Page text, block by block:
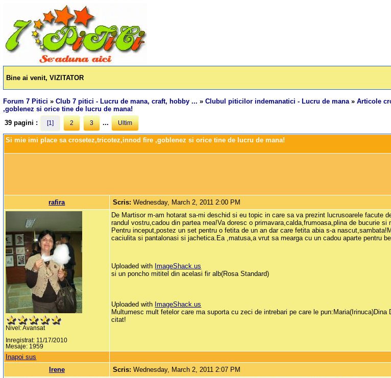
Bine ai venit, VIZITATOR
Forum 7 Pitici »Club 7 pitici - Lucru de mana, craft, hobby ... »Clubul piticilor indemanatici - Lucru de mana»Articole
,goblenez si orice tine de lucru de mana!
39 pagini :
[1] 2 3 ... Ultim
Si mie imi place sa crosetez,tricotez,innod fire ,goblenez si orice tine de lucru de mana!
rafira Scris:Wednesday, March 2, 2011 2:00 PM
Nivel: Avansat
Inregistrat: 11/17/2010
Mesaje: 1959
De Martisor m-am hotarat sa-mi deschid si eu topic in care sa va prezint lucrusoarele
randul vostru,cadou din partea mea!Va doresc o primavara,calda,frumoasa,plina de bucurie si
Pentru inceput,postez un set pentru o fetita de un an dar care fetita abia s-a
caciulita si pantalonasi si jachetica.Ea ,matusa,a vrut sa mearga cu un cadou aparte pentru
Uploaded with ImageShack.us
si un poncho mititel din acelasi fir alb(Rosa Standard)
Uploaded with ImageShack.us
Multumesc mult fetelor care ma suporta cu zeci de intrebari pe care le
citat!
Inapoi sus
Irene
Scris:Wednesday, March 2, 2011 2:07 PM